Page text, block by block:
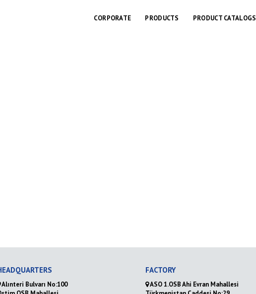
CORPORATE PRODUCTS PRODUCT CATALOGS
Alınteri Bulvarı No:100
FACTORY
ASO 1.OSB Ahi Evran Mahallesi